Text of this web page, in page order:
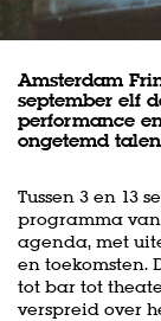
Amsterdam
september elf
performance
ongetemd
Tussen 3 en 13
programma
agenda, met
en toekomsten.
tot bar tot
verspreid over